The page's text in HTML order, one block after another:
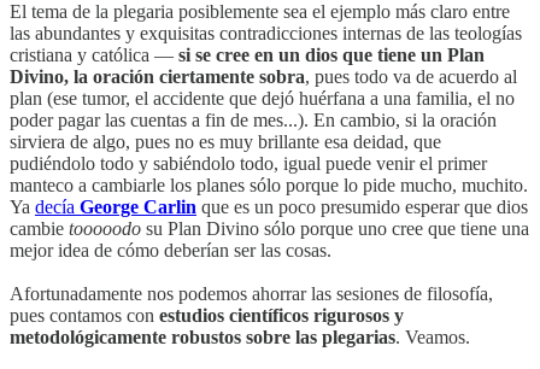
El tema de la plegaria posiblemente sea el ejemplo más claro entre
las abundantes y exquisitas contradicciones internas de las teologías
cristiana y católica — si se cree en un dios que tiene un Plan
Divino, la oración ciertamente sobra, pues todo va de acuerdo al
plan (ese tumor, el accidente que dejó huérfana a una familia, el no
poder pagar las cuentas a fin de mes...). En cambio, si la oración
sirviera de algo, pues no es muy brillante esa deidad, que
pudiéndolo todo y sabiéndolo todo, igual puede venir el primer
manteco a cambiarle los planes sólo porque lo pide mucho, muchito.
Ya decía George Carlin que es un poco presumido esperar que dios
cambie tooooodo su Plan Divino sólo porque uno cree que tiene una
mejor idea de cómo deberían ser las cosas.
Afortunadamente nos podemos ahorrar las sesiones de filosofía,
pues contamos con estudios científicos rigurosos y
metodológicamente robustos sobre las plegarias. Veamos.